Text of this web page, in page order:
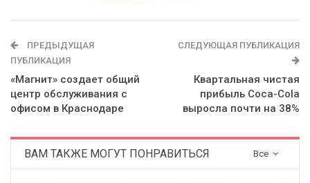
ПРЕДЫДУЩАЯ
ПУБЛИКАЦИЯ
«Магнит» создает общий
центр обслуживания с
офисом в Краснодаре
СЛЕДУЮЩАЯ ПУБЛИКАЦИЯ
Квартальная чистая
прибыль Coca-Cola
выросла почти на 38%
Все
ВАМ ТАКЖЕ МОГУТ ПОНРАВИТЬСЯ